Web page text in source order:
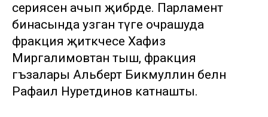
сериясен ачып җибәрде. Парламент
бинасында узган тәүге очрашуда
фракция җитәкчесе Хафиз
Миргалимовтан тыш, фракция
әгъзалары Альберт Бикмуллин белән
Рафаил Нуретдинов катнашты.